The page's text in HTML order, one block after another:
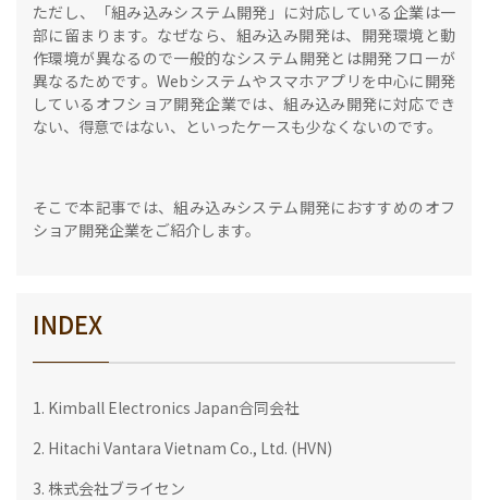
ただし、「組み込みシステム開発」に対応している企業は一
部に留まります。なぜなら、組み込み開発は、開発環境と動
作環境が異なるので一般的なシステム開発とは開発フローが
異なるためです。Webシステムやスマホアプリを中心に開発
しているオフショア開発企業では、組み込み開発に対応でき
ない、得意ではない、といったケースも少なくないのです。
そこで本記事では、組み込みシステム開発におすすめのオフ
ショア開発企業をご紹介します。
INDEX
1. Kimball Electronics Japan合同会社
2. Hitachi Vantara Vietnam Co., Ltd. (HVN)
3. 株式会社ブライセン